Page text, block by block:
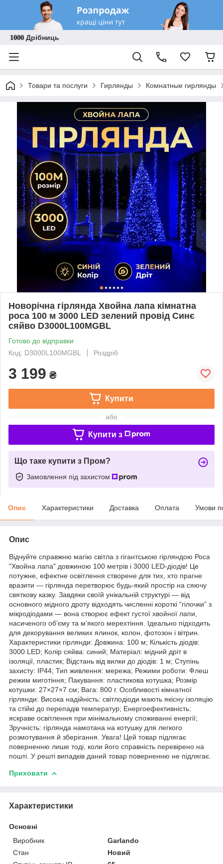
𝟏𝟎𝟎𝟎 Дрібниць
Товари та послуги Гирлянды Комнатные гирлянды
Новорічна гірлянда Хвойна лапа кімнатна
роса 100 м 3000 LED зелений провід Синє
сяйво D3000L100MGBL
Готово до відправки
Код: D3000L100MGBL
Роздріб
3 199 ₴
Купити
або
Купити з
Що таке купити з Пром?
Замовлення під захистом
Опис Характеристики Доставка Оплата Умови
Опис
Відчуйте справжню магію світла з гігантською гірляндою Роса
"Хвойна лапа" довжиною 100 метрів і 3000 LED-діодів! Це
потужне, ефектне освітлення створене для тих, хто прагне
вразити — гірлянда перетворює будь-який простір на сяючу
святкову казку. Завдяки своїй унікальній структурі — від
основного мідного дроту відходять численні короткі “гілочки” з
мікродіодами — вона створює ефект густої хвойної лапи,
насиченого об’єму та м’якого мерехтіння. Ідеально підходить
для декорування великих ялинок, колон, фотозон і вітрин.
Характеристики гірлянди: Довжина: 100 м; Кількість діодів:
3000 LED; Колір сяйва: синий; Матеріал: мідний дріт в
ізоляції, пластик; Відстань від вилки до діодів: 1 м; Ступінь
захисту: IP44; Тип живлення: мережа; Режими роботи: Флеш
режим миготіння; Пакування: пластикова котушка; Розмір
котушки: 27×27×7 см; Вага: 800 г. Особливості кімнатної
гірлянди: Висока надійність: світлодіоди мають якісну ізоляцію
та стійкі до перепадів температур; Енергоефективність:
яскраве освітлення при мінімальному споживанні енергії;
Зручність: гірлянда намотана на котушку для легкого
розмотування й зберігання. Увага! Цей товар підлягає
поверненню лише тоді, коли його справність перевірено на
пошті. У решті випадків даний товар поверненню не підлягає.
Приховати
Характеристики
Основні
Виробник
Garlando
Стан
Новий